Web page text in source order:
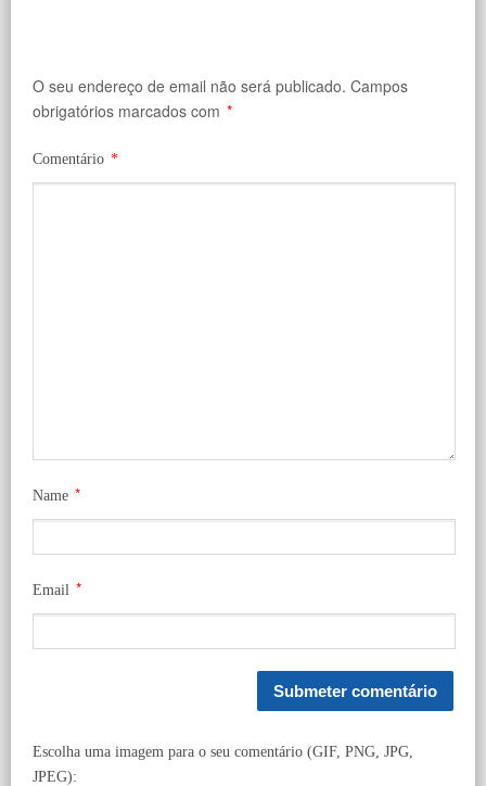
O seu endereço de email não será publicado. Campos
obrigatórios marcados com *
Comentário *
Name *
Email *
Escolha uma imagem para o seu comentário (GIF, PNG, JPG,
JPEG):